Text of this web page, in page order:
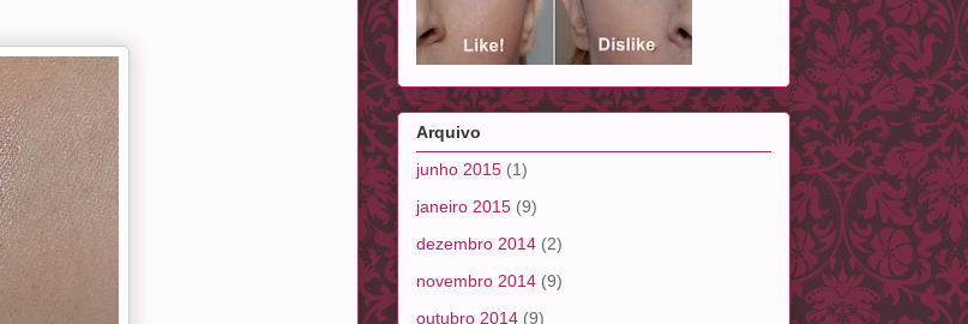
Arquivo
junho 2015 (1)
janeiro 2015 (9)
dezembro 2014 (2)
novembro 2014 (9)
outubro 2014 (9)